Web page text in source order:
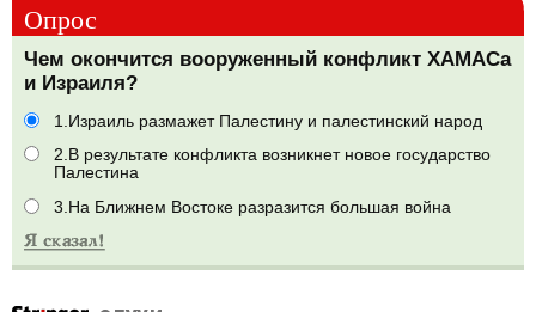
Опрос
Чем окончится вооруженный конфликт ХАМАСа
и Израиля?
1.Израиль размажет Палестину и палестинский народ
2.В результате конфликта возникнет новое государство
Палестина
3.На Ближнем Востоке разразится большая война